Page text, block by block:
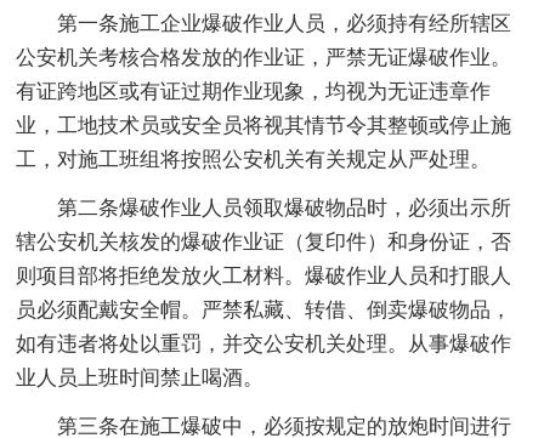
第一条施工企业爆破作业人员，必须持有经所辖区
公安机关考核合格发放的作业证，严禁无证爆破作业。
有证跨地区或有证过期作业现象，均视为无证违章作
业，工地技术员或安全员将视其情节令其整顿或停止施
工，对施工班组将按照公安机关有关规定从严处理。
第二条爆破作业人员领取爆破物品时，必须出示所
辖公安机关核发的爆破作业证（复印件）和身份证，否
则项目部将拒绝发放火工材料。爆破作业人员和打眼人
员必须配戴安全帽。严禁私藏、转借、倒卖爆破物品，
如有违者将处以重罚，并交公安机关处理。从事爆破作
业人员上班时间禁止喝酒。
第三条在施工爆破中，必须按规定的放炮时间进行